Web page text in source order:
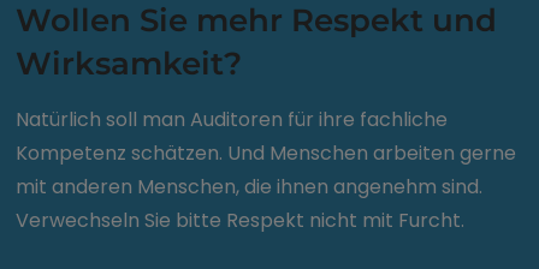
Wollen Sie mehr Respekt und
Wirksamkeit?
Natürlich soll man Auditoren für ihre fachliche
Kompetenz schätzen. Und Menschen arbeiten gerne
mit anderen Menschen, die ihnen angenehm sind.
Verwechseln Sie bitte Respekt nicht mit Furcht.